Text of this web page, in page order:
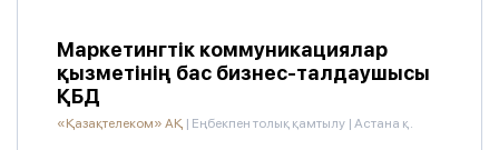
Маркетингтік коммуникациялар
қызметінің бас бизнес-талдаушысы
ҚБД
«Қазақтелеком» АҚ | Еңбекпен толық қамтылу | Астана қ.